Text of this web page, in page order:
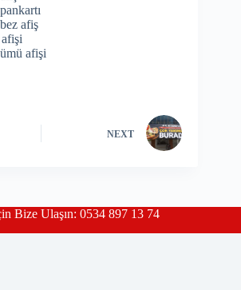
afiş
afişi
NEXT
Bize Ulaşın: 0534 897 13 74